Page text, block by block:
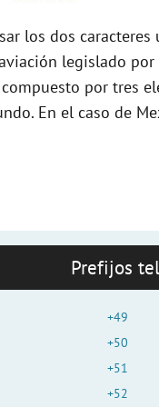
los dos caracteres
legislado por
por tres
En el caso de
Prefijos
+49
+50
+51
+52